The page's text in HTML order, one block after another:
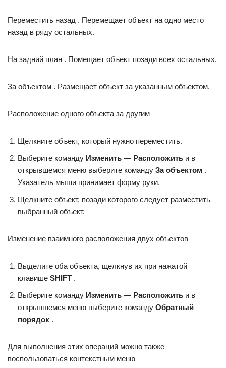
Переместить назад . Перемещает объект на одно место
назад в ряду остальных.
На задний план . Помещает объект позади всех остальных.
За объектом . Размещает объект за указанным объектом.
Расположение одного объекта за другим
Щелкните объект, который нужно переместить.
Выберите команду Изменить — Расположить и в
открывшемся меню выберите команду За объектом .
Указатель мыши принимает форму руки.
Щелкните объект, позади которого следует разместить
выбранный объект.
Изменение взаимного расположения двух объектов
Выделите оба объекта, щелкнув их при нажатой
клавише SHIFT .
Выберите команду Изменить — Расположить и в
открывшемся меню выберите команду Обратный
порядок .
Для выполнения этих операций можно также
воспользоваться контекстным меню